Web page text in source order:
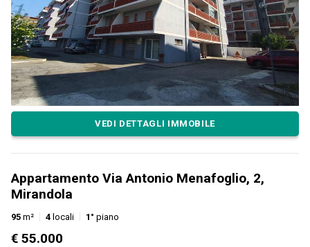
VEDI DETTAGLI IMMOBILE
Appartamento Via Antonio Menafoglio, 2,
Mirandola
95 m² 4 locali 1° piano
€ 55.000